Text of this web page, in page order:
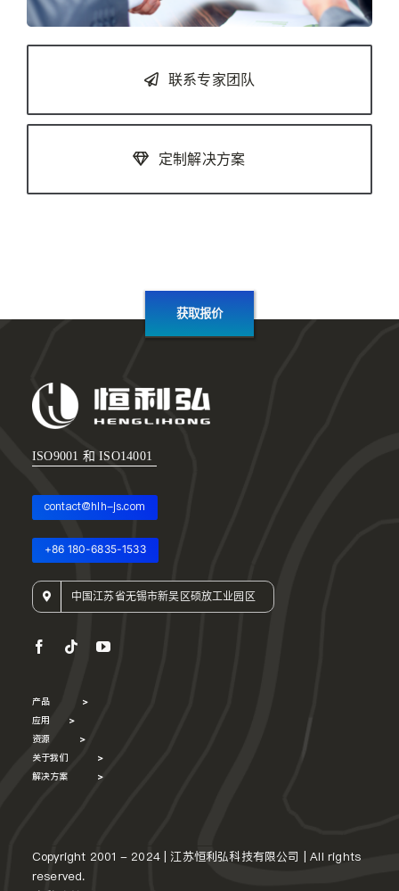
联系专家团队
定制解决方案
获取报价
ISO9001 和 ISO14001
contact@hlh-js.com
+86 180-6835-1533
中国江苏省无锡市新吴区硕放工业园区
产品 >
应用 >
资源 >
关于我们 >
解决方案 >
Copyright 2001 - 2024 | 江苏恒利弘科技有限公司 | All rights
reserved.